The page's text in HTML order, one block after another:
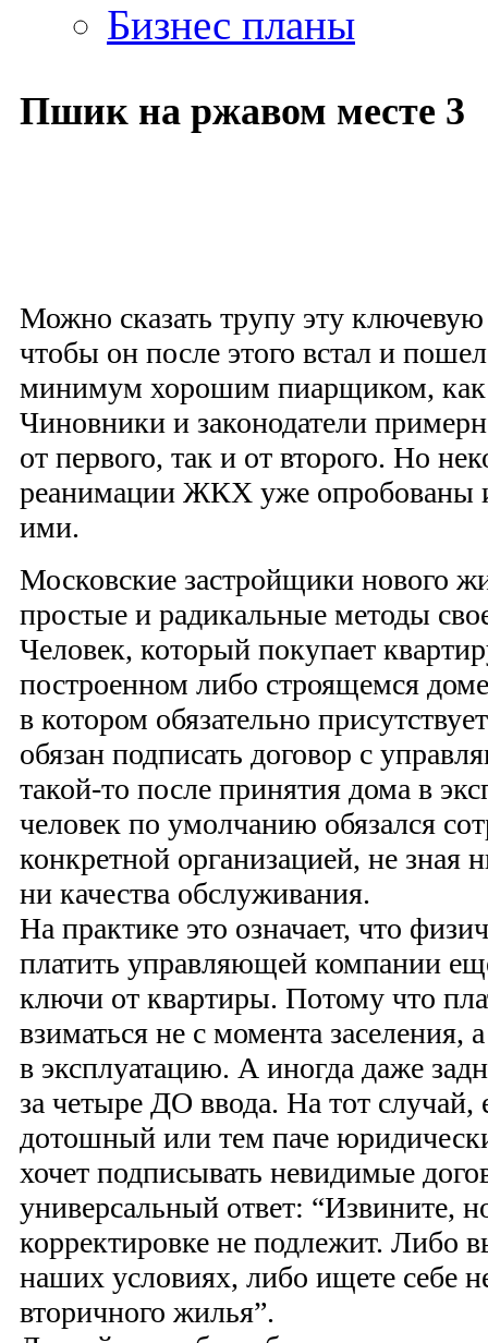
Бизнес планы
Пшик на ржавом месте 3
Можно сказать трупу эту
чтобы он после этого встал и
минимум хорошим пиарщиком,
Чиновники и законодатели
от первого, так и от второго. Но
реанимации ЖКХ уже опробованы
ими.
Московские застройщики нового
простые и радикальные методы
Человек, который покупает
построенном либо строящемся
в котором обязательно
обязан подписать договор с
такой-то после принятия дома в
человек по умолчанию обязался
конкретной организацией, не зная
ни качества обслуживания.
На практике это означает, что
платить управляющей компании
ключи от квартиры. Потому что
взиматься не с момента заселения,
в эксплуатацию. А иногда даже
за четыре ДО ввода. На тот случай,
дотошный или тем паче
хочет подписывать невидимые
универсальный ответ: “Извините,
корректировке не подлежит. Либо
наших условиях, либо ищете себе
вторичного жилья”.